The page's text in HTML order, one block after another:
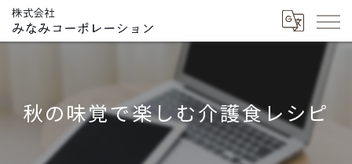
秋の味覚で楽しむ介護食レシピ